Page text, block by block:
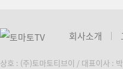
회사소개
상호 : (주)토마토티브이 / 대표이사 :